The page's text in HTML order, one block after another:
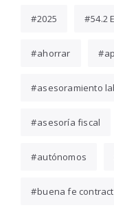
2025 54.2
ahorrar
asesoramiento
asesoría fiscal
autónomos
buena fe